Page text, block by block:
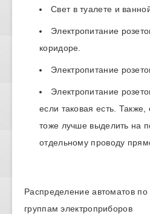
Свет в туалете и
Электропитание
коридоре.
Электропитание
Электропитание
если таковая есть.
тоже лучше выделить на
отдельному проводу
Распределение автоматов
группам электроприборов